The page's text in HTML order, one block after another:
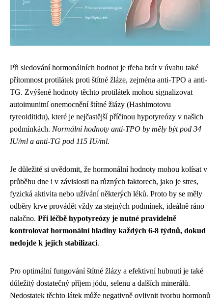
Při sledování hormonálních hodnot je třeba brát v úvahu také
přítomnost protilátek proti štítné žláze, zejména anti-TPO a anti-
TG. Zvýšené hodnoty těchto protilátek mohou signalizovat
autoimunitní onemocnění štítné žlázy (Hashimotovu
tyreoiditidu), které je nejčastější příčinou hypotyreózy v našich
podmínkách. Normální hodnoty anti-TPO by měly být pod 34
IU/ml a anti-TG pod 115 IU/ml.
Je důležité si uvědomit, že hormonální hodnoty mohou kolísat v
průběhu dne i v závislosti na různých faktorech, jako je stres,
fyzická aktivita nebo užívání některých léků. Proto by se měly
odběry krve provádět vždy za stejných podmínek, ideálně ráno
nalačno. Při léčbě hypotyreózy je nutné pravidelně
kontrolovat hormonální hladiny každých 6-8 týdnů, dokud
nedojde k jejich stabilizaci.
Pro optimální fungování štítné žlázy a efektivní hubnutí je také
důležitý dostatečný příjem jódu, selenu a dalších minerálů.
Nedostatek těchto látek může negativně ovlivnit tvorbu hormonů